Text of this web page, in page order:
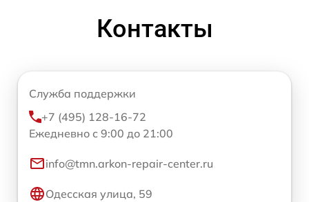
Контакты
Служба поддержки
+7 (495) 128-16-72
Ежедневно с 9:00 до 21:00
info@tmn.arkon-repair-center.ru
Одесская улица, 59